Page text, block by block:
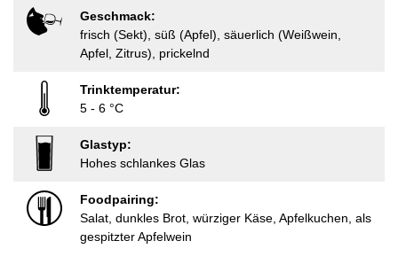
Geschmack:
frisch (Sekt), süß (Apfel), säuerlich (Weißwein,
Apfel, Zitrus), prickelnd
Trinktemperatur:
5 - 6 °C
Glastyp:
Hohes schlankes Glas
Foodpairing:
Salat, dunkles Brot, würziger Käse, Apfelkuchen, als
gespitzter Apfelwein